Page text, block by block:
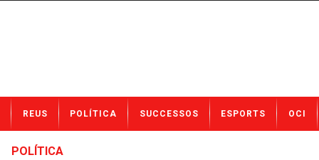
t
REUS POLÍTICA SUCCESSOS ESPORTS OCI
POLÍTICA